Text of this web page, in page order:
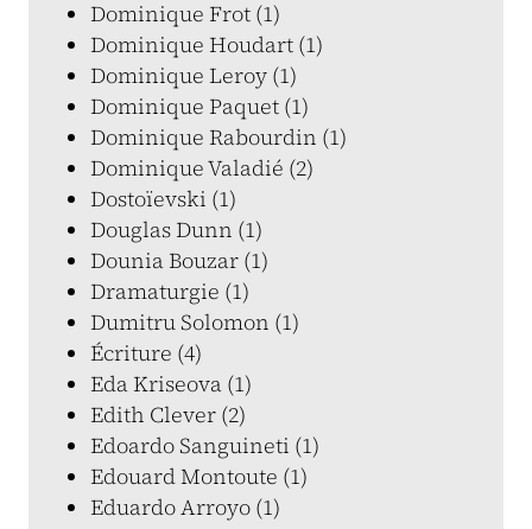
Dominique Frot (1)
Dominique Houdart (1)
Dominique Leroy (1)
Dominique Paquet (1)
Dominique Rabourdin (1)
Dominique Valadié (2)
Dostoïevski (1)
Douglas Dunn (1)
Dounia Bouzar (1)
Dramaturgie (1)
Dumitru Solomon (1)
Écriture (4)
Eda Kriseova (1)
Edith Clever (2)
Edoardo Sanguineti (1)
Edouard Montoute (1)
Eduardo Arroyo (1)